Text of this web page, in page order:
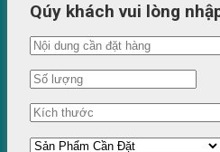
Qúy khách vui lòng